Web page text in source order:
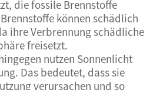
die fossile Brennstoffe
können schädlich
ihre Verbrennung schädliche
freisetzt.
nutzen Sonnenlicht
Das bedeutet, dass sie
verursachen und so